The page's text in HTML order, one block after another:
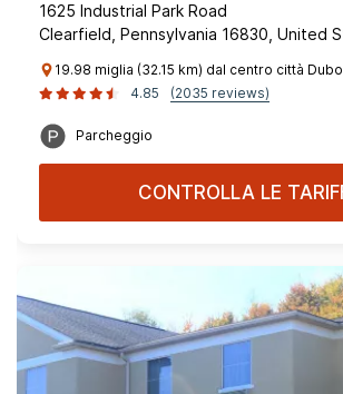
1625 Industrial Park Road
Clearfield, Pennsylvania 16830, United
19.98 miglia (32.15 km) dal centro città
4.85
(2035 reviews)
Parcheggio
CONTROLLA LE